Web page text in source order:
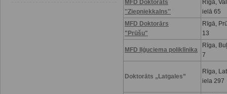
MFD Doktorāts
''Ziepniekkalns''
Rīgā,
ielā 65
MFD Doktorārs
"Prūšu"
Rīgā,
13
MFD Iļģuciema poliklīnika
Rīga,
7
Doktorāts „Latgales”
Rīga,
iela 297